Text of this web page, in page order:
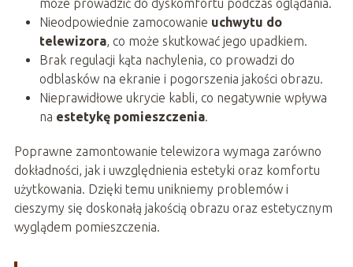
może prowadzić do dyskomfortu podczas oglądania.
Nieodpowiednie zamocowanie uchwytu do
telewizora, co może skutkować jego upadkiem.
Brak regulacji kąta nachylenia, co prowadzi do
odblasków na ekranie i pogorszenia jakości obrazu.
Nieprawidłowe ukrycie kabli, co negatywnie wpływa
na estetykę pomieszczenia.
Poprawne zamontowanie telewizora wymaga zarówno
dokładności, jak i uwzględnienia estetyki oraz komfortu
użytkowania. Dzięki temu unikniemy problemów i
cieszymy się doskonałą jakością obrazu oraz estetycznym
wyglądem pomieszczenia.